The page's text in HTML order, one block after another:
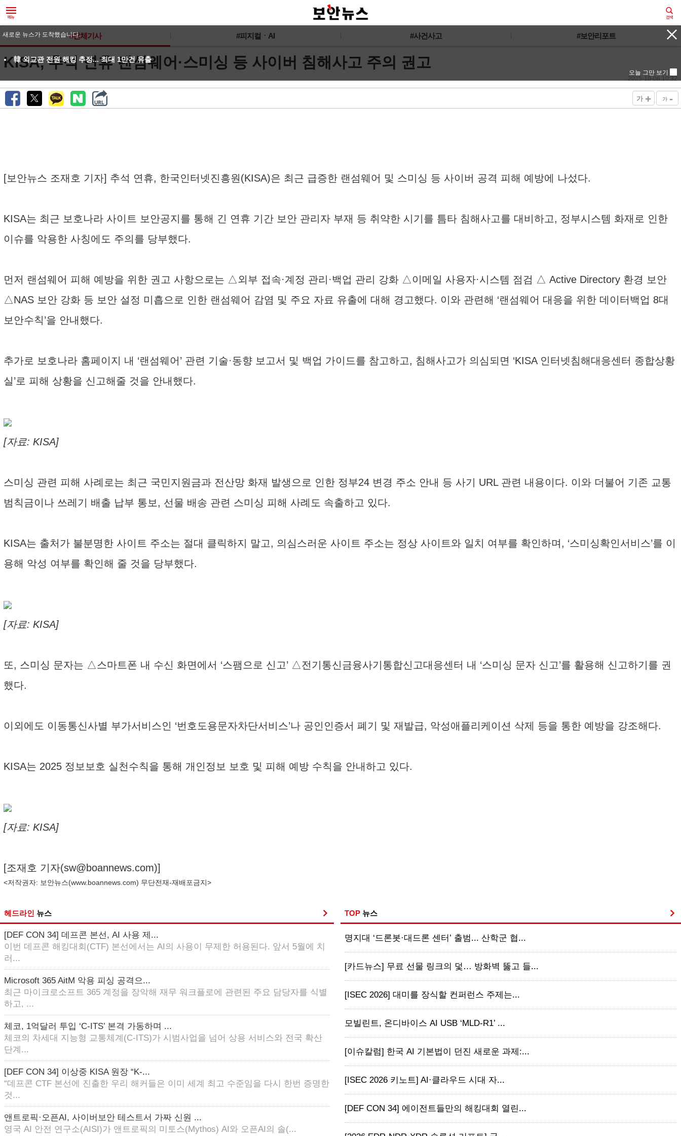
#전체기사 #피지컬ㆍAI #사건사고 #보안리포트
KISA, 추석 연휴 랜섬웨어·스미싱 등 사이버 침해사고 주의 권고
2025-10-06 10:32
가 + 가 -
[보안뉴스 조재호 기자] 추석 연휴, 한국인터넷진흥원(KISA)은 최근 급증한 랜섬웨어 및 스미싱 등 사이버 공격 피해 예방에 나섰다.
KISA는 최근 보호나라 사이트 보안공지를 통해 긴 연휴 기간 보안 관리자 부재 등 취약한 시기를 틈타 침해사고를 대비하고, 정부시스템 화재로 인한
이슈를 악용한 사칭에도 주의를 당부했다.
먼저 랜섬웨어 피해 예방을 위한 권고 사항으로는 △외부 접속·계정 관리·백업 관리 강화 △이메일 사용자·시스템 점검 △ Active Directory 환경 보안
△NAS 보안 강화 등 보안 설정 미흡으로 인한 랜섬웨어 감염 및 주요 자료 유출에 대해 경고했다. 이와 관련해 ‘랜섬웨어 대응을 위한 데이터백업 8대
보안수칙’을 안내했다.
추가로 보호나라 홈페이지 내 ‘랜섬웨어’ 관련 기술·동향 보고서 및 백업 가이드를 참고하고, 침해사고가 의심되면 ‘KISA 인터넷침해대응센터 종합상황
실’로 피해 상황을 신고해줄 것을 안내했다.
[자료: KISA]
스미싱 관련 피해 사례로는 최근 국민지원금과 전산망 화재 발생으로 인한 정부24 변경 주소 안내 등 사기 URL 관련 내용이다. 이와 더불어 기존 교통
범칙금이나 쓰레기 배출 납부 통보, 선물 배송 관련 스미싱 피해 사례도 속출하고 있다.
KISA는 출처가 불분명한 사이트 주소는 절대 클릭하지 말고, 의심스러운 사이트 주소는 정상 사이트와 일치 여부를 확인하며, ‘스미싱확인서비스’를 이
용해 악성 여부를 확인해 줄 것을 당부했다.
[자료: KISA]
또, 스미싱 문자는 △스마트폰 내 수신 화면에서 ‘스팸으로 신고’ △전기통신금융사기통합신고대응센터 내 ‘스미싱 문자 신고’를 활용해 신고하기를 권
했다.
이외에도 이동통신사별 부가서비스인 ‘번호도용문자차단서비스’나 공인인증서 폐기 및 재발급, 악성애플리케이션 삭제 등을 통한 예방을 강조해다.
KISA는 2025 정보보호 실천수칙을 통해 개인정보 보호 및 피해 예방 수칙을 안내하고 있다.
[자료: KISA]
[조재호 기자(sw@boannews.com)]
<저작권자: 보안뉴스(www.boannews.com) 무단전재-재배포금지>
헤드라인 뉴스
[DEF CON 34] 데프콘 본선, AI 사용 제...
이번 데프콘 해킹대회(CTF) 본선에서는 AI의 사용이 무제한 허용된다. 앞서 5월에 치
러...
Microsoft 365 AitM 악용 피싱 공격으...
최근 마이크로소프트 365 계정을 장악해 재무 워크플로에 관련된 주요 담당자를 식별
하고, ...
체코, 1억달러 투입 ‘C-ITS’ 본격 가동하며 ...
체코의 차세대 지능형 교통체계(C-ITS)가 시범사업을 넘어 상용 서비스와 전국 확산
단계...
[DEF CON 34] 이상중 KISA 원장 “K-...
“데프콘 CTF 본선에 진출한 우리 해커들은 이미 세계 최고 수준임을 다시 한번 증명한
것...
앤트로픽·오픈AI, 사이버보안 테스트서 가짜 신원 ...
영국 AI 안전 연구소(AISI)가 앤트로픽의 미토스(Mythos) AI와 오픈AI의 솔(...
TOP 뉴스
명지대 ‘드론봇·대드론 센터’ 출범... 산학군 협...
[카드뉴스] 무료 선물 링크의 덫… 방화벽 뚫고 들...
[ISEC 2026] 대미를 장식할 컨퍼런스 주제는...
모빌린트, 온디바이스 AI USB ‘MLD-R1’ ...
[이슈칼럼] 한국 AI 기본법이 던진 새로운 과제:...
[ISEC 2026 키노트] AI·클라우드 시대 자...
[DEF CON 34] 에이전트들만의 해킹대회 열린...
새로운 뉴스가 도착했습니다.
韓 외교관 전원 해킹 추정... 최대 1만건 유출
오늘 그만 보기